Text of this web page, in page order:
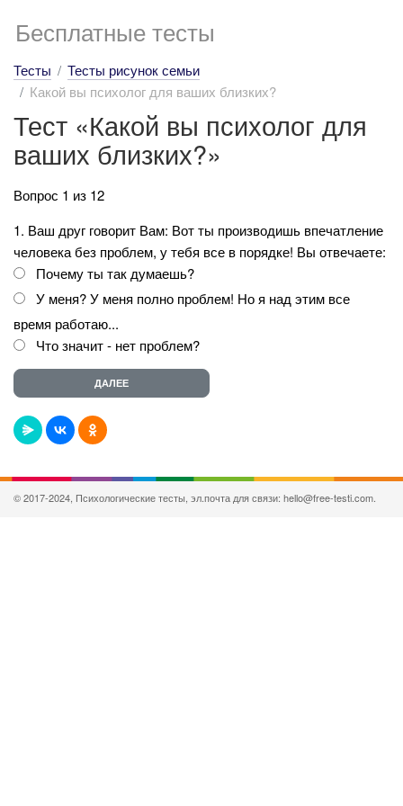
Бесплатные тесты
Тесты
Тесты рисунок семьи
Какой вы психолог для ваших близких?
Тест «Какой вы психолог для
ваших близких?»
Вопрос 1 из 12
1. Ваш друг говорит Вам: Вот ты производишь впечатление
человека без проблем, у тебя все в порядке! Вы отвечаете:
Почему ты так думаешь?
У меня? У меня полно проблем! Но я над этим все
время работаю...
Что значит - нет проблем?
© 2017-2024, Психологические тесты, эл.почта для связи: hello@free-testi.com.